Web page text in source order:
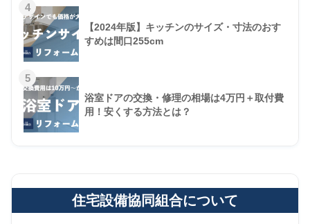
4
【2024年版】キッチンのサイズ・寸法のおす
すめは間口255cm
5
浴室ドアの交換・修理の相場は4万円＋取付費
用！安くする方法とは？
住宅設備協同組合について